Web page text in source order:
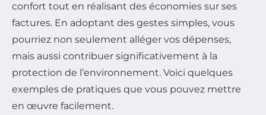
confort tout en réalisant des économies sur ses
factures. En adoptant des gestes simples, vous
pourriez non seulement alléger vos dépenses,
mais aussi contribuer significativement à la
protection de l’environnement. Voici quelques
exemples de pratiques que vous pouvez mettre
en œuvre facilement.